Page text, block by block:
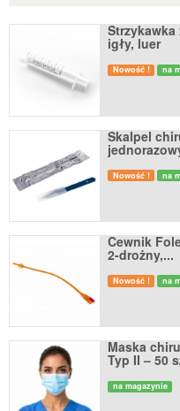
igły, luer
Nowość ! na
Skalpel
Nowość ! na
Cewnik
2-drożny,...
Nowość ! na
Maska
Typ II – 50
na magazynie